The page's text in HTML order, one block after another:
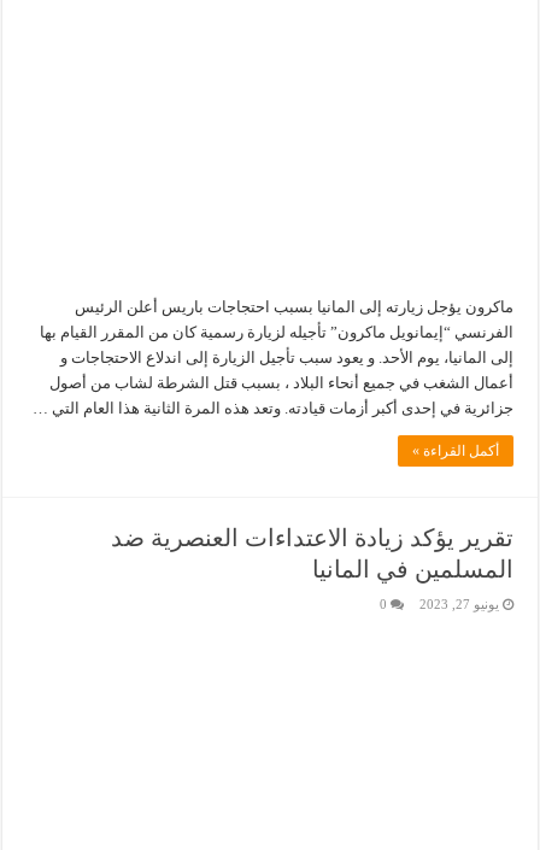
ماكرون يؤجل زيارته إلى المانيا بسبب احتجاجات باريس أعلن الرئيس
الفرنسي “إيمانويل ماكرون” تأجيله لزيارة رسمية كان من المقرر القيام بها
إلى المانيا، يوم الأحد. و يعود سبب تأجيل الزيارة إلى اندلاع الاحتجاجات و
أعمال الشغب في جميع أنحاء البلاد ، بسبب قتل الشرطة لشاب من أصول
جزائرية في إحدى أكبر أزمات قيادته. وتعد هذه المرة الثانية هذا العام التي …
أكمل القراءة »
تقرير يؤكد زيادة الاعتداءات العنصرية ضد
المسلمين في المانيا
يونيو 27, 2023 0